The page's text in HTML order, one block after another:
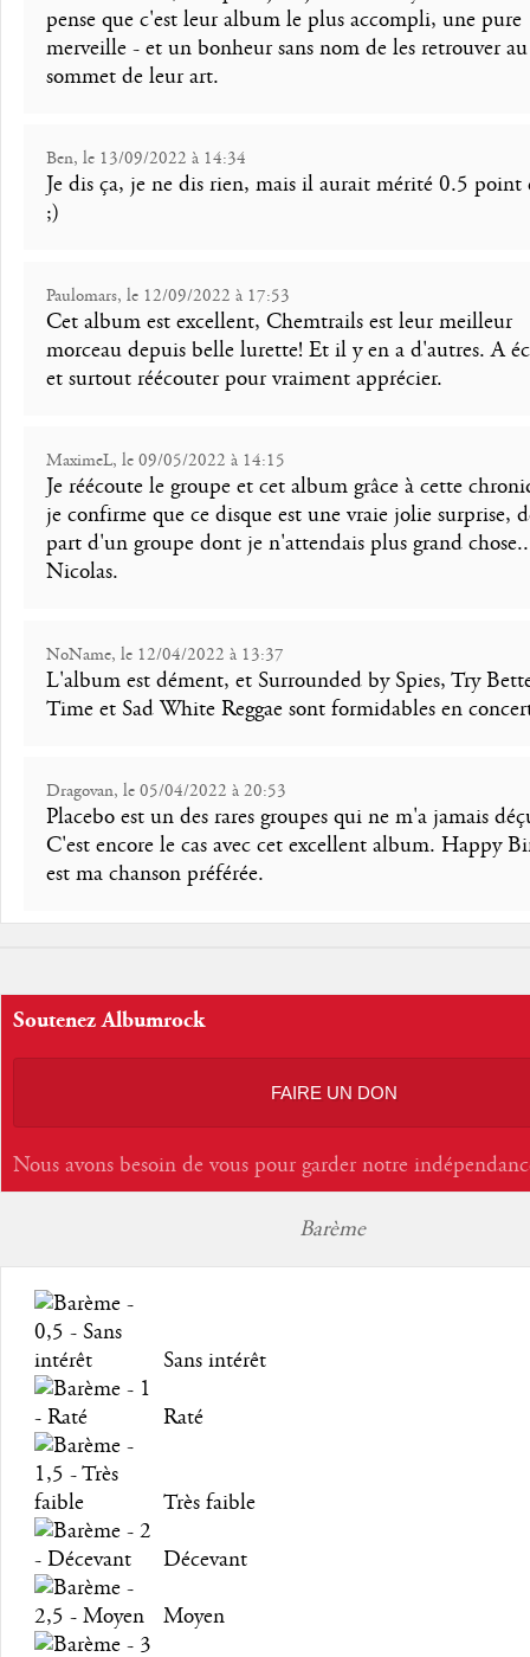
pense que c'est leur album le plus accompli, une pure
merveille - et un bonheur sans nom de les retrouver au
sommet de leur art.
Ben, le 13/09/2022 à 14:34
Je dis ça, je ne dis rien, mais il aurait mérité 0.5 point
;)
Paulomars, le 12/09/2022 à 17:53
Cet album est excellent, Chemtrails est leur meilleur
morceau depuis belle lurette! Et il y en a d'autres. A
et surtout réécouter pour vraiment apprécier.
MaximeL, le 09/05/2022 à 14:15
Je réécoute le groupe et cet album grâce à cette
je confirme que ce disque est une vraie jolie surprise,
part d'un groupe dont je n'attendais plus grand
Nicolas.
NoName, le 12/04/2022 à 13:37
L'album est dément, et Surrounded by Spies, Try
Time et Sad White Reggae sont formidables en
Dragovan, le 05/04/2022 à 20:53
Placebo est un des rares groupes qui ne m'a jamais
C'est encore le cas avec cet excellent album. Happy
est ma chanson préférée.
Soutenez Albumrock
FAIRE UN DON
Nous avons besoin de vous pour garder notre
Barème
Sans intérêt
Raté
Très faible
Décevant
Moyen